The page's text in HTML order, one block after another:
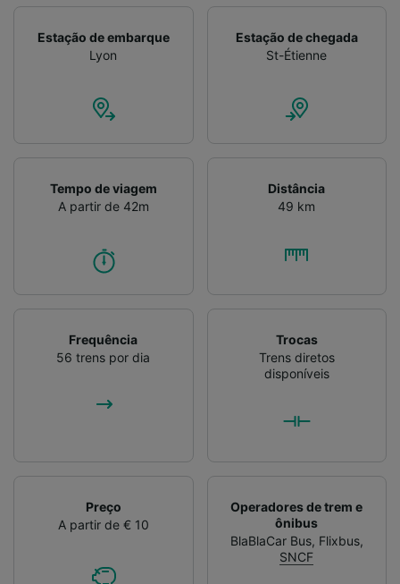
Estação de embarque
Lyon
Estação de chegada
St-Étienne
Tempo de viagem
A partir de 42m
Distância
49 km
Frequência
56 trens por dia
Trocas
Trens diretos
disponíveis
Preço
A partir de € 10
Operadores de trem e
ônibus
BlaBlaCar Bus, Flixbus,
SNCF
Verificar ativamente as características do
dispositivo para identificação. Armazenar e/ou
acessar informações em um dispositivo.
Publicidade e conteúdo personalizados,
de público e desenvolvimento de serviços..
Lista de parceiros (fornecedores)